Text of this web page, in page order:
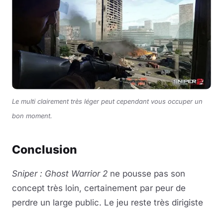
Le multi clairement très léger peut cependant vous occuper un
bon moment.
Conclusion
Sniper : Ghost Warrior 2 ne pousse pas son
concept très loin, certainement par peur de
perdre un large public. Le jeu reste très dirigiste